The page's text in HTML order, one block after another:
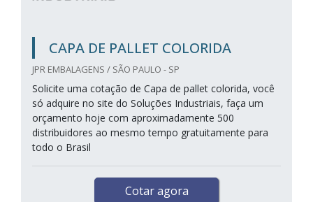
CAPA DE PALLET COLORIDA
JPR EMBALAGENS / SÃO PAULO - SP
Solicite uma cotação de Capa de pallet colorida, você
só adquire no site do Soluções Industriais, faça um
orçamento hoje com aproximadamente 500
distribuidores ao mesmo tempo gratuitamente para
todo o Brasil
Cotar agora